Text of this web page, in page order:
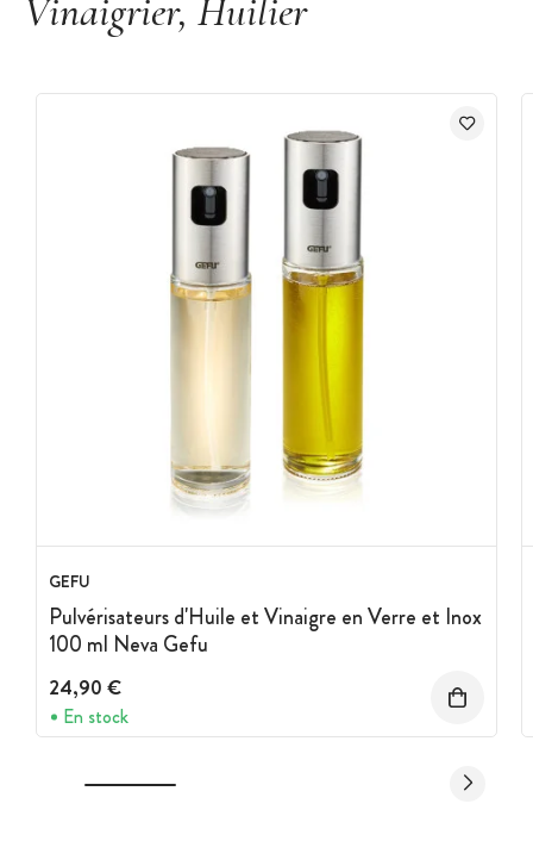
Vinaigrier, Huilier
GEFU
Pulvérisateurs d'Huile et Vinaigre en Verre et Inox
100 ml Neva Gefu
24,90 €
En stock